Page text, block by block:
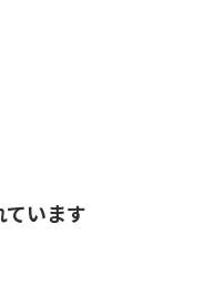
ています